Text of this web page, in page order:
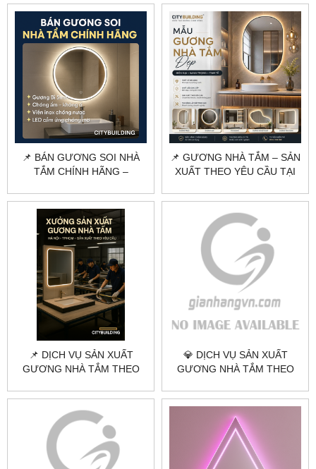
📌 BÁN GƯƠNG SOI NHÀ
TẮM CHÍNH HÃNG –
ẨM, GÓC CẠNH CHUẨN
ĐẸP
📌 GƯƠNG NHÀ TẮM – SẢN
XUẤT THEO YÊU CẦU TẠI
📌 DỊCH VỤ SẢN XUẤT
GƯƠNG NHÀ TẮM THEO
TPHCM
💎 DỊCH VỤ SẢN XUẤT
GƯƠNG NHÀ TẮM THEO
TPHCM | CITYBUILDING –
GIÁ TRỊ VĨNH CỬU